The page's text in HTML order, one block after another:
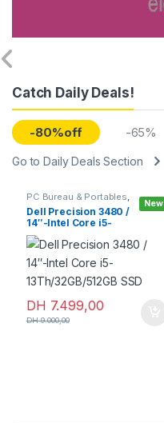
Catch Daily Deals!
-80%off -65%
Go to Daily Deals Section
New
PC Bureau & Portables,
PC Portables Portables
professionnels
Dell Precision 3480 /
14″-Intel Core i5-
13Th/32GB/512GB SSD
DH 7.499,00
DH9.000,00